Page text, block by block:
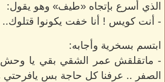
الذي أسرع بإتجاه «طيف» وهو يقول:
- أنت كويس ! أنا خفت يكونوا قتلوك..
ابتسم بسخرية وأجابه:
- ماتقلقش عمر الشقي بقي يا وحش،
الصفر .. عرفنا كل حاجة بس يافرحتي